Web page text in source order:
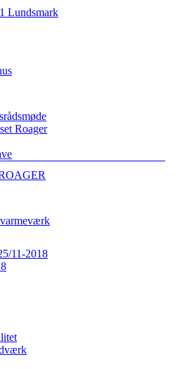
Lundsmark
Roager
11-2018